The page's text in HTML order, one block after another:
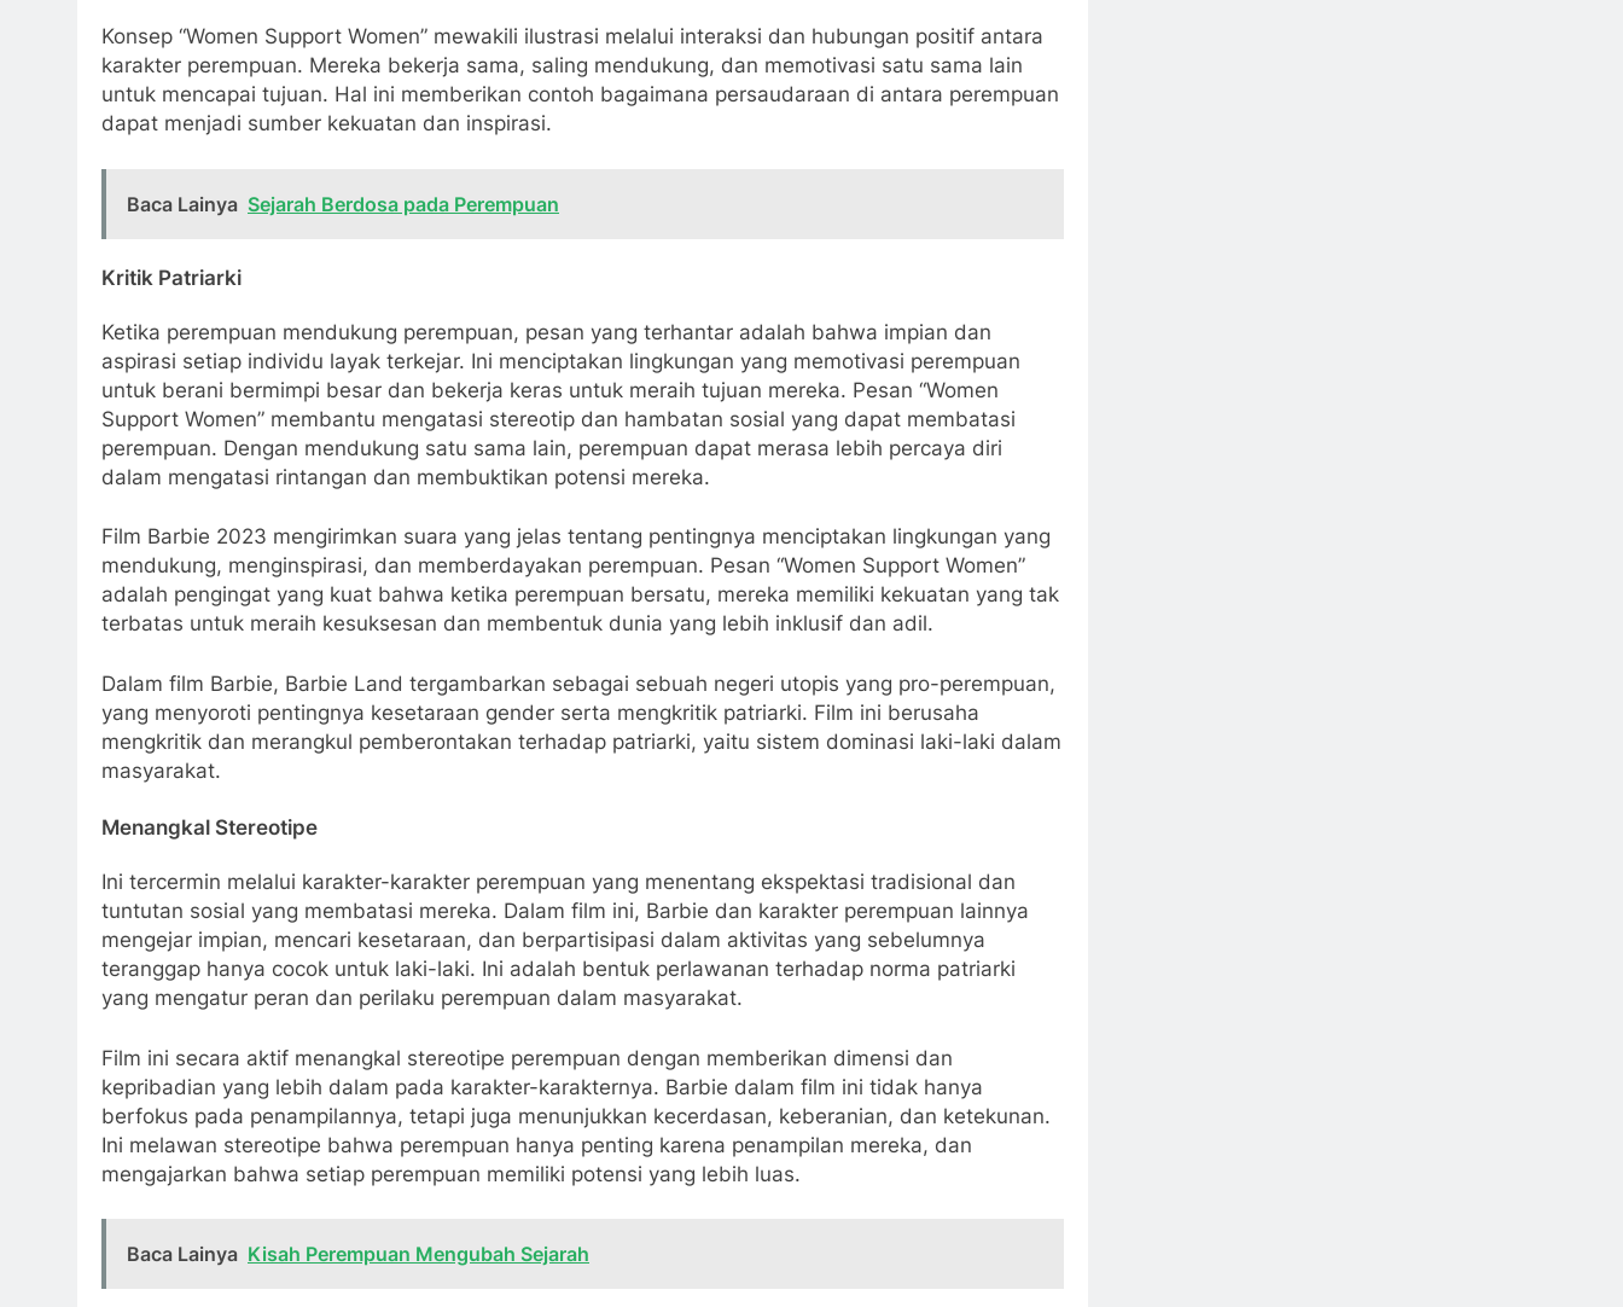
Konsep “Women Support Women” mewakili ilustrasi melalui interaksi dan hubungan positif antara
karakter perempuan. Mereka bekerja sama, saling mendukung, dan memotivasi satu sama lain
untuk mencapai tujuan. Hal ini memberikan contoh bagaimana persaudaraan di antara perempuan
dapat menjadi sumber kekuatan dan inspirasi.
Baca Lainya Sejarah Berdosa pada Perempuan
Kritik Patriarki
Ketika perempuan mendukung perempuan, pesan yang terhantar adalah bahwa impian dan
aspirasi setiap individu layak terkejar. Ini menciptakan lingkungan yang memotivasi perempuan
untuk berani bermimpi besar dan bekerja keras untuk meraih tujuan mereka. Pesan “Women
Support Women” membantu mengatasi stereotip dan hambatan sosial yang dapat membatasi
perempuan. Dengan mendukung satu sama lain, perempuan dapat merasa lebih percaya diri
dalam mengatasi rintangan dan membuktikan potensi mereka.
Film Barbie 2023 mengirimkan suara yang jelas tentang pentingnya menciptakan lingkungan yang
mendukung, menginspirasi, dan memberdayakan perempuan. Pesan “Women Support Women”
adalah pengingat yang kuat bahwa ketika perempuan bersatu, mereka memiliki kekuatan yang tak
terbatas untuk meraih kesuksesan dan membentuk dunia yang lebih inklusif dan adil.
Dalam film Barbie, Barbie Land tergambarkan sebagai sebuah negeri utopis yang pro-perempuan,
yang menyoroti pentingnya kesetaraan gender serta mengkritik patriarki. Film ini berusaha
mengkritik dan merangkul pemberontakan terhadap patriarki, yaitu sistem dominasi laki-laki dalam
masyarakat.
Menangkal Stereotipe
Ini tercermin melalui karakter-karakter perempuan yang menentang ekspektasi tradisional dan
tuntutan sosial yang membatasi mereka. Dalam film ini, Barbie dan karakter perempuan lainnya
mengejar impian, mencari kesetaraan, dan berpartisipasi dalam aktivitas yang sebelumnya
teranggap hanya cocok untuk laki-laki. Ini adalah bentuk perlawanan terhadap norma patriarki
yang mengatur peran dan perilaku perempuan dalam masyarakat.
Film ini secara aktif menangkal stereotipe perempuan dengan memberikan dimensi dan
kepribadian yang lebih dalam pada karakter-karakternya. Barbie dalam film ini tidak hanya
berfokus pada penampilannya, tetapi juga menunjukkan kecerdasan, keberanian, dan ketekunan.
Ini melawan stereotipe bahwa perempuan hanya penting karena penampilan mereka, dan
mengajarkan bahwa setiap perempuan memiliki potensi yang lebih luas.
Baca Lainya Kisah Perempuan Mengubah Sejarah